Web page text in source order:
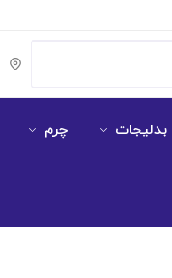
بدلیجات چرم